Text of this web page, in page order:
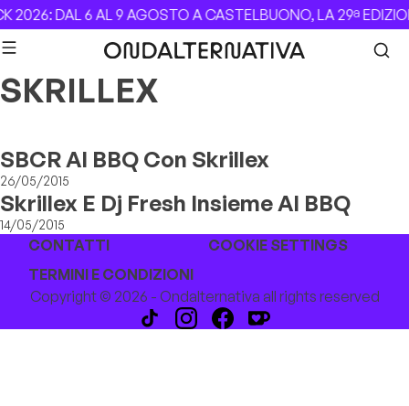
Skip to content
2026: DAL 6 AL 9 AGOSTO A CASTELBUONO, LA 29ª
SKRILLEX
SBCR Al BBQ Con Skrillex
26/05/2015
Skrillex E Dj Fresh Insieme Al BBQ
14/05/2015
CONTATTI
COOKIE SETTINGS
TERMINI E CONDIZIONI
Copyright © 2026 - Ondalternativa all rights reserved